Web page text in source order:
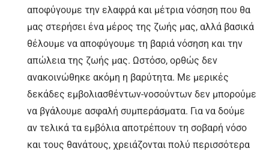
αποφύγουμε την ελαφρά και μέτρια νόσηση που θα
μας στερήσει ένα μέρος της ζωής μας, αλλά βασικά
θέλουμε να αποφύγουμε τη βαριά νόσηση και την
απώλεια της ζωής μας. Ωστόσο, ορθώς δεν
ανακοινώθηκε ακόμη η βαρύτητα. Με μερικές
δεκάδες εμβολιασθέντων-νοσούντων δεν μπορούμε
να βγάλουμε ασφαλή συμπεράσματα. Για να δούμε
αν τελικά τα εμβόλια αποτρέπουν τη σοβαρή νόσο
και τους θανάτους, χρειάζονται πολύ περισσότερα